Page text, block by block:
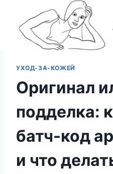
содержимому
УХОД-ЗА-КОЖЕЙ
Оригинал
подделка:
батч-код
и что